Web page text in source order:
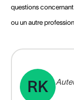
questions
ou un autre
RK